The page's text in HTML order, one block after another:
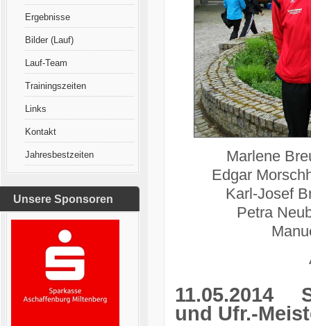
Ergebnisse
Bilder (Lauf)
Lauf-Team
Trainingszeiten
Links
Kontakt
Jahresbestzeiten
Unsere Sponsoren
Marlene
Edgar
Karl-Josef
Petra
11.05.2014
und Ufr.-